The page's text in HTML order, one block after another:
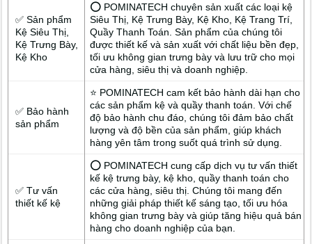
✅ Sản phẩm
Kệ Siêu Thị,
Kệ Trưng Bày,
Kệ Kho
⭕ POMINATECH chuyên sản xuất các loại kệ
Siêu Thị, Kệ Trưng Bày, Kệ Kho, Kệ Trang Trí,
Quầy Thanh Toán. Sản phẩm của chúng tôi
được thiết kế và sản xuất với chất liệu bền đẹp,
tối ưu không gian trưng bày và lưu trữ cho mọi
cửa hàng, siêu thị và doanh nghiệp.
✅ Bảo hành
sản phẩm
⭐ POMINATECH cam kết bảo hành dài hạn cho
các sản phẩm kệ và quầy thanh toán. Với chế
độ bảo hành chu đáo, chúng tôi đảm bảo chất
lượng và độ bền của sản phẩm, giúp khách
hàng yên tâm trong suốt quá trình sử dụng.
✅ Tư vấn
thiết kế kệ
⭕ POMINATECH cung cấp dịch vụ tư vấn thiết
kế kệ trưng bày, kệ kho, quầy thanh toán cho
các cửa hàng, siêu thị. Chúng tôi mang đến
những giải pháp thiết kế sáng tạo, tối ưu hóa
không gian trưng bày và giúp tăng hiệu quả bán
hàng cho doanh nghiệp của bạn.